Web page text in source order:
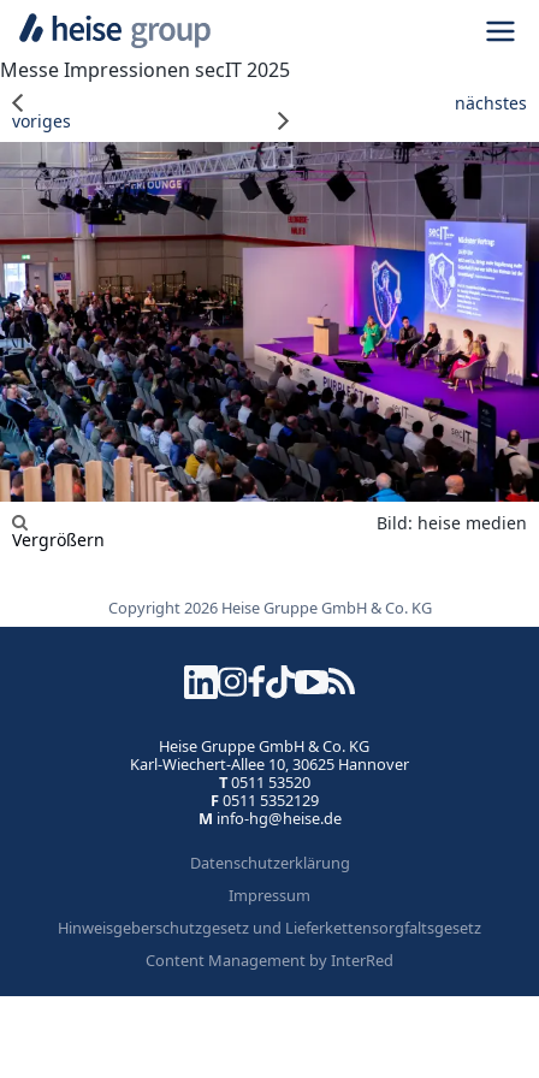
Messe Impressionen secIT 2025
voriges
nächstes
Vergrößern
Bild: heise medien
Copyright 2026 Heise Gruppe GmbH & Co. KG
Heise Gruppe GmbH & Co. KG
Karl-Wiechert-Allee 10, 30625 Hannover
T0511 53520
F0511 5352129
M info-hg@heise.de
Datenschutzerklärung
Impressum
Hinweisgeberschutzgesetz und Lieferkettensorgfaltsgesetz
Content Management by InterRed